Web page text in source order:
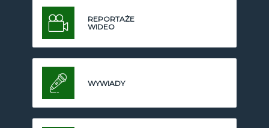
REPORTAŻE
WIDEO
WYWIADY